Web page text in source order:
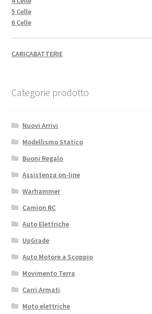
5 Celle
6 Celle
CARICABATTERIE
Categorie prodotto
Nuovi Arrivi
Modellismo Statico
Buoni Regalo
Assistenza on-line
Warhammer
Camion RC
Auto Elettriche
UpGrade
Auto Motore a Scoppio
Movimento Terra
Carri Armati
Moto elettriche